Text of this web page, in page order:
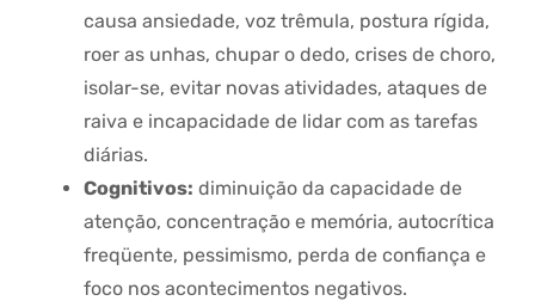
causa ansiedade, voz trêmula, postura rígida,
roer as unhas, chupar o dedo, crises de choro,
isolar-se, evitar novas atividades, ataques de
raiva e incapacidade de lidar com as tarefas
diárias.
Cognitivos: diminuição da capacidade de
atenção, concentração e memória, autocrítica
freqüente, pessimismo, perda de confiança e
foco nos acontecimentos negativos.